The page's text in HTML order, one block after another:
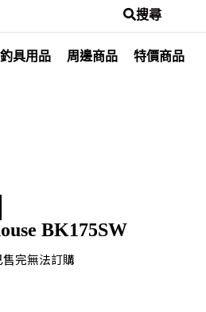
搜尋
釣具用品 周邊商品
特價商品
BK175SW
完無法訂購